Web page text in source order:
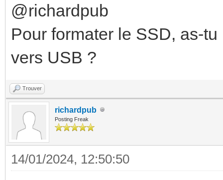
@richardpub
Pour formater le SSD, as-
vers USB ?
Trouver
richardpub
Posting Freak
14/01/2024, 12:50:50